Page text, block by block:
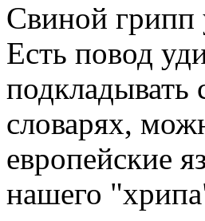
Свиной грипп
Есть повод
подкладывать
словарях,
европейские
нашего